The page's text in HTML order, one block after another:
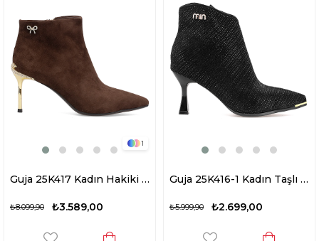
1
Guja 25K417 Kadın Hakiki Deri Topuklu Bot Kahverengi
₺3.589,00
₺8.099,90
Guja 25K416-1 Kadın Taşlı Topuklu Bot Siyah
₺2.699,00
₺5.999,90